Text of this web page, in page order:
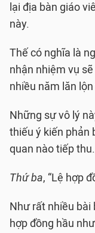
lại địa bàn giáo
này.
Thế có nghĩa là
nhận nhiệm vụ
nhiều năm lăn
Những sự vô lý
thiếu ý kiến phản
quan nào tiếp thu.
Thứ ba, “Lệ hợp
Như rất nhiều bài
hợp đồng hầu